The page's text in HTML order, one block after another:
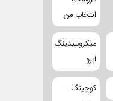
انتخاب من
میکروبلیدینگ
ابرو
کوچینگ